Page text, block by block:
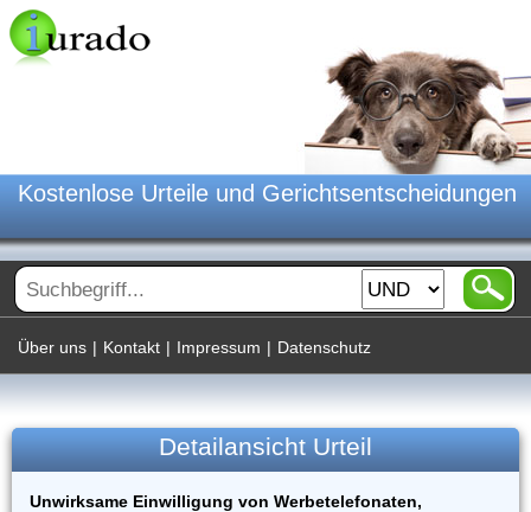
Kostenlose Urteile und Gerichtsentscheidungen
Über uns | Kontakt | Impressum | Datenschutz
Detailansicht Urteil
Unwirksame Einwilligung von Werbetelefonaten,